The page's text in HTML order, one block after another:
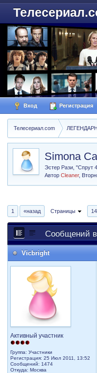
Вход Регистрация
Телесериал.com
Simona
Эстер Рази, "Спрут
АвторCleaner,
1 «назад Страницы 14
Сообщений
Vicbright
Активный участник
Группа: Участники
Регистрация: 25 Июл 2011, 13:52
Сообщений: 1474
Откуда: Москва